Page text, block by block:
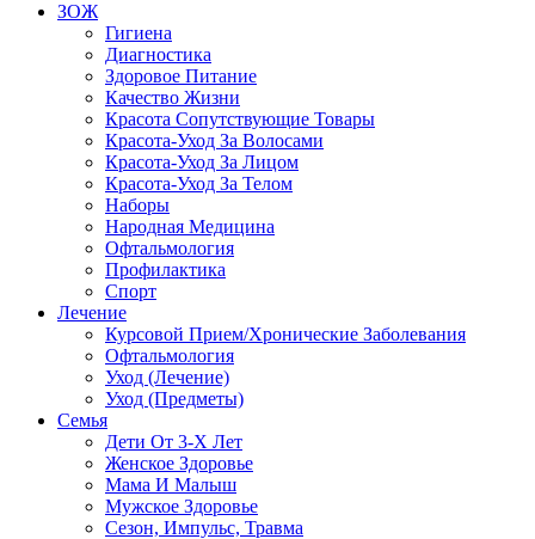
ЗОЖ
Гигиена
Диагностика
Здоровое Питание
Качество Жизни
Красота Сопутствующие Товары
Красота-Уход За Волосами
Красота-Уход За Лицом
Красота-Уход За Телом
Наборы
Народная Медицина
Офтальмология
Профилактика
Спорт
Лечение
Курсовой Прием/Хронические Заболевания
Офтальмология
Уход (Лечение)
Уход (Предметы)
Семья
Дети От 3-Х Лет
Женское Здоровье
Мама И Малыш
Мужское Здоровье
Сезон, Импульс, Травма